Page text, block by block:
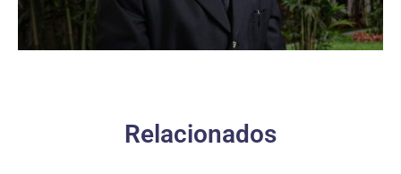
Relacionados